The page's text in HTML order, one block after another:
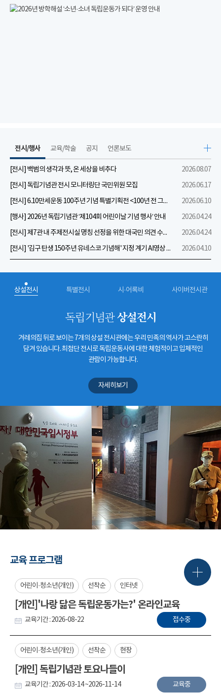
전시/행사
[전시] 백범의 생각과 뜻, 온 세상을 비추다
2026.08.07
[전시] 독립기념관 전시 모니터링단 국민위원 모집
2026.06.17
[전시] 6.10만세운동 100주년 기념 특별기획전 <100년 전 그날을 보다: 6.10만세운동>
2026.06.10
[행사] 2026년 독립기념관 ‘제104회 어린이날 기념 행사’ 안내
2026.04.24
[전시] 제7관 내 주제전시실 명칭 선정을 위한 대국민 의견 수렴 실시
2026.04.24
[전시] '김구 탄생 150주년 유네스코 기념해' 지정 계기 AI영상 국민공모 개최 안내
2026.04.10
교육/학술 공지 언론보도
상설전시 특별전시 시·어록비 사이버전시관
독립기념관상설전시
겨레의집 뒤로 보이는 7개의 상설 전시관에는 우리 민족의 역사가 고스란히
담겨 있습니다. 최첨단 전시로 독립운동사에 대한 체험적이고 입체적인
관람이 가능합니다.
자세히보기
교육 프로그램
어린이·청소년(개인) 선착순 인터넷
[개인]'나랑 닮은 독립운동가는?' 온라인교육
교육기간 : 2026-08-22 접수중
어린이·청소년(개인) 선착순 현장
[개인] 독립기념관 토요나들이
교육기간 : 2026-03-14 ~2026-11-14 교육중